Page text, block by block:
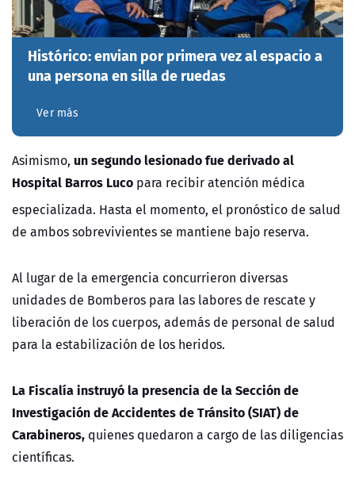
Histórico: envian por primera vez al espacio a
una persona en silla de ruedas
Ver más
Asimismo, un segundo lesionado fue derivado al
Hospital Barros Luco para recibir atención médica
especializada. Hasta el momento, el pronóstico de salud
de ambos sobrevivientes se mantiene bajo reserva.
Al lugar de la emergencia concurrieron diversas
unidades de Bomberos para las labores de rescate y
liberación de los cuerpos, además de personal de salud
para la estabilización de los heridos.
La Fiscalía instruyó la presencia de laSección de
Investigación de Accidentes de Tránsito (SIAT) de
Carabineros, quienes quedaron a cargo de las diligencias
científicas.